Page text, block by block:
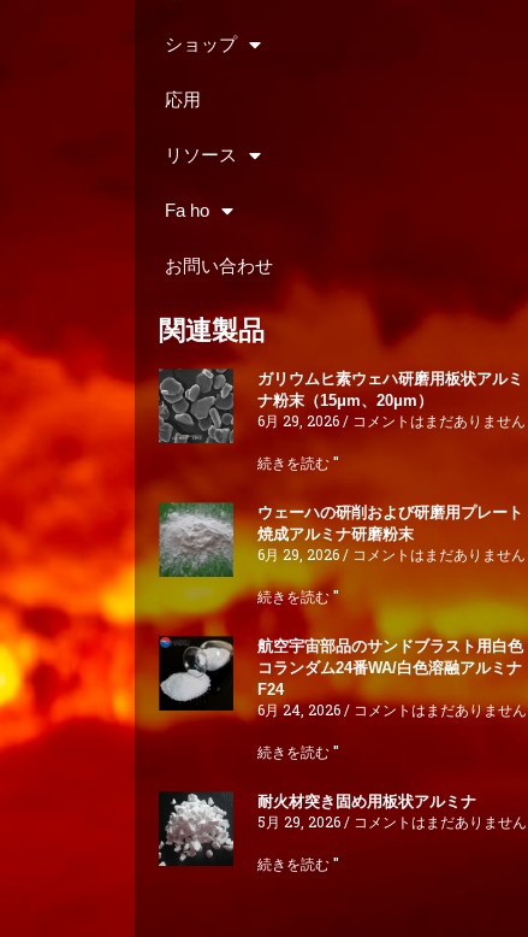
ショップ
応用
リソース
Fa ho
お問い合わせ
関連製品
ガリウムヒ素ウェハ研磨用板状アルミ
ナ粉末（15μm、20μm）
6月 29, 2026 コメントはまだありません
続きを読む "
ウェーハの研削および研磨用プレート
焼成アルミナ研磨粉末
6月 29, 2026 コメントはまだありません
続きを読む "
航空宇宙部品のサンドブラスト用白色
コランダム24番WA/白色溶融アルミナ
F24
6月 24, 2026 コメントはまだありません
続きを読む "
耐火材突き固め用板状アルミナ
5月 29, 2026 コメントはまだありません
続きを読む "